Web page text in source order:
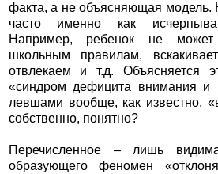
факта, а не объясняющая модель.
часто именно как
Например, ребенок не может
школьным правилам,
отвлекаем и т.д. Объясняется
«синдром дефицита внимания и
левшами вообще, как известно,
собственно, понятно?
Перечисленное – лишь
образующего феномен